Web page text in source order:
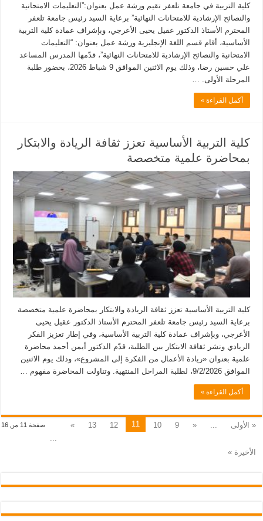
كلية التربية في جامعة تلعفر تقيم ورشة عمل بعنوان:”التعليمات الامتحانية
والنصائح الإرشادية للامتحانات النهائية” برعاية السيد رئيس جامعة تلعفر
المحترم الأستاذ الدكتور عقيل يحيى الأعرجي، وبإشراف عمادة كلية التربية
الأساسية، أقام قسم اللغة الإنجليزية ورشة عمل بعنوان: “التعليمات
الامتحانية والنصائح الإرشادية للامتحانات النهائية”، قدّمها المدرس المساعد
علي حسين رضا، وذلك يوم الاثنين الموافق 9 شباط 2026، بحضور طلبة
المرحلة الأولى. …
أكمل القراءة »
كلية التربية الأساسية تعزز ثقافة الريادة والابتكار
بمحاضرة علمية متخصصة
كلية التربية الأساسية تعزز ثقافة الريادة والابتكار بمحاضرة علمية متخصصة
برعاية السيد رئيس جامعة تلعفر المحترم الأستاذ الدكتور عقيل يحيى
الأعرجي، وبإشراف عمادة كلية التربية الأساسية، وفي إطار تعزيز الفكر
الريادي ونشر ثقافة الابتكار بين الطلبة، قدّم الدكتور أيمن أحمد محاضرة
علمية بعنوان «ريادة الأعمال من الفكرة إلى المشروع»، وذلك يوم الاثنين
الموافق 9/2/2026، لطلبة المراحل المنتهية. وتناولت المحاضرة مفهوم …
أكمل القراءة »
صفحة 11 من 16 « الأولى «
9
10
11
12
13
»
الأخيرة »